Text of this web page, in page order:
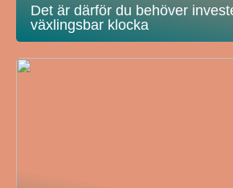
Det är därför du behöver
växlingsbar klocka